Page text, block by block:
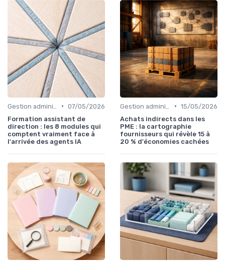
• 07/05/2026
Formation assistant de
direction : les 8 modules qui
comptent vraiment face à
l'arrivée des agents IA
• 15/05/2026
Achats indirects dans les
PME : la cartographie
fournisseurs qui révèle 15 à
20 % d'économies cachées